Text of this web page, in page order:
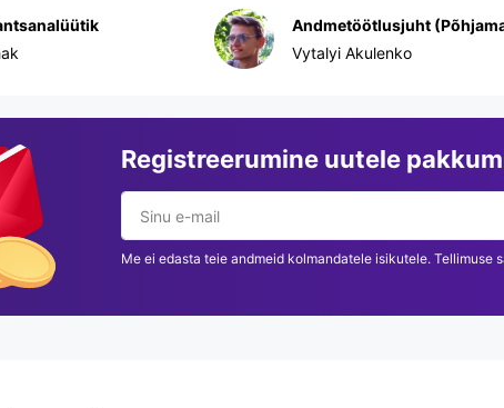
Andmetöötlusjuht
Vytalyi Akulenko
Registreerumine uutele
Me ei edasta teie andmeid kolmandatele isikutele. Tellimuse